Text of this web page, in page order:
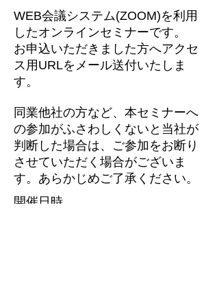
WEB会議システム(ZOOM)を利用
したオンラインセミナーです。
お申込いただきました方へアクセ
ス用URLをメール送付いたしま
す。
同業他社の方など、本セミナーへ
の参加がふさわしくないと当社が
判断した場合は、ご参加をお断り
させていただく場合がございま
す。あらかじめご了承ください。
開催日時